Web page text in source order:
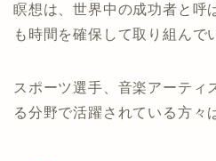
瞑想は、世界中の成功者と呼
も時間を確保して取り組んで
スポーツ選手、音楽アーティ
る分野で活躍されている方々